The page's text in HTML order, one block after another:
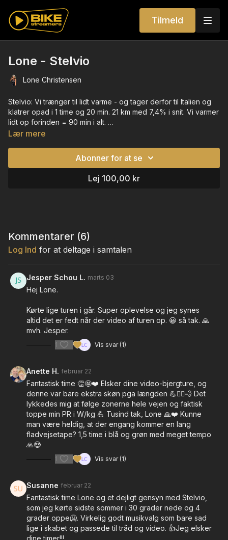
Tilmeld
Lone - Stelvio
Lone Christensen
Stelvio: Vi trænger til lidt varme - og tager derfor til Italien og
klatrer opad i 1 time og 20 min. 21 km med 7,4% i snit. Vi varmer
lidt op forinden = 90 min i alt.
Uha... kan jeg det? Måske ikke i virkeligheden - men SAMMEN
Stelvio fra Bormio - en Italiensk klassiker.
og uforglemmelige udsigter er Stelviopasset et af Europas
Lær mere
Abonner for at se
Lej 100,00 kr
Kommentarer (6)
Log Ind for at deltage i samtalen
Jesper Schou L. marts 03
Hej Lone.
Kørte lige turen i går. Super oplevelse og jeg synes
altid det er fedt når der video af turen op. 😀 så tak. 🙏
mvh. Jesper.
1 Vis svar (1)
Anette H. februar 22
Fantastisk time 👏🤩❤️ Elsker dine video-bjergture, og
denne var bare ekstra skøn pga længden 💪🚴‍♀️💨 Det
lykkedes mig at følge zonerne hele vejen og faktisk
toppe min PR i W/kg 💪 Tusind tak, Lone 🙏❤️ Kunne
man være heldig, at der engang kommer en lang
fladvejsetape? 1,5 time i blå og grøn med meget tempo
🙏😍
1 Vis svar (1)
Susanne februar 22
Fantastisk time Lone og et dejligt gensyn med Stelvio,
som jeg kørte sidste sommer i 30 grader nede og 4
grader oppe🥶. Virkelig godt musikvalg som bare sad
lige i skabet og passede til tråd og video. 👍Jeg elsker
dine timer!!!